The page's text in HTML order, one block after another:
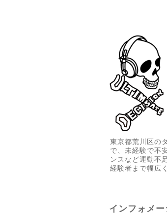
東京都荒川区の
で、未経験で不
ンスなど運動不
経験者まで幅広
インフォメー